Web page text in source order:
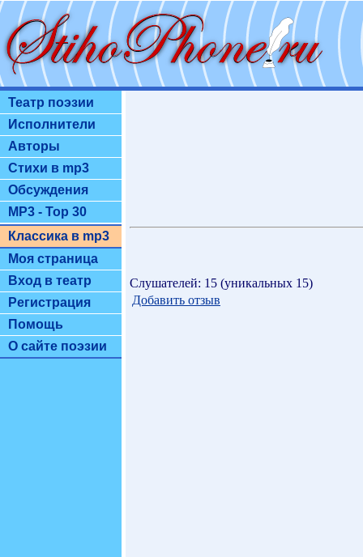
Театр поэзии
Исполнители
Авторы
Стихи в mp3
Обсуждения
MP3 - Top 30
Классика в mp3
Моя страница
Вход в театр
Регистрация
Помощь
О сайте поэзии
Слушателей: 15 (уникальных 15)
Добавить отзыв